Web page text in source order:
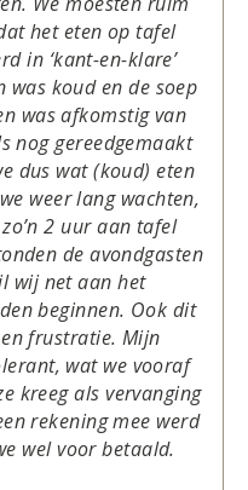
het eten op tafel
in ‘kant-en-klare’
koud en de soep
was afkomstig van
nog gereedgemaakt
dus wat (koud) eten
weer lang wachten,
2 uur aan tafel
de avondgasten
wij net aan het
beginnen. Ook dit
frustratie. Mijn
wat we vooraf
kreeg als vervanging
rekening mee werd
wel voor betaald.